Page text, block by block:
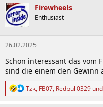
k
t
i
o
n
e
n
:
Firewheels
Enthusiast
26.02.2025
Schon interessant das vom
sind die einem den Gewinn
R
Tzk, FB07, Redbull0329